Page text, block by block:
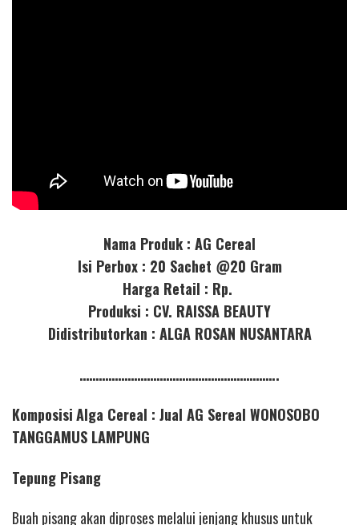
Nama Produk : AG Cereal
Isi Perbox : 20 Sachet @20 Gram
Harga Retail : Rp.
Produksi : CV. RAISSA BEAUTY
Didistributorkan : ALGA ROSAN NUSANTARA
……………………………………………………..
KomposisiAlga Cereal : Jual AG Sereal WONOSOBO
TANGGAMUS LAMPUNG
Tepung Pisang
Buah pisang akan diproses melalui jenjang khusus untuk